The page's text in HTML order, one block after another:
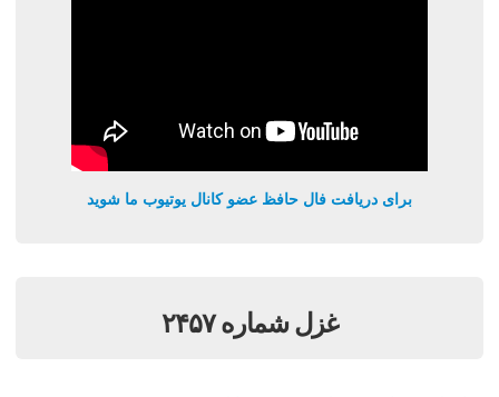
برای دریافت فال حافظ عضو کانال یوتیوب ما شوید
غزل شماره ۲۴۵۷